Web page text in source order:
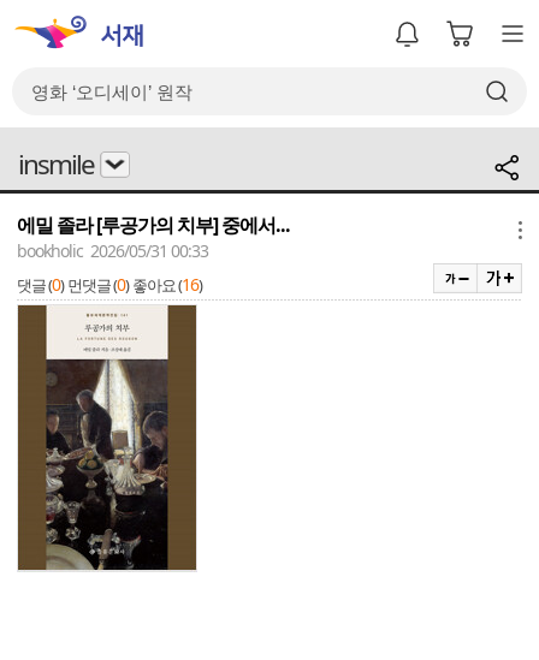
insmile
에밀 졸라 [루공가의 치부] 중에서...
bookholic 2026/05/31 00:33
댓글 (0) 먼댓글 (0) 좋아요 (16)